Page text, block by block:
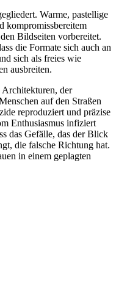
Warme, pastellige
kompromissbereitem
Bildseiten vorbereitet.
die Formate sich auch an
sich als freies wie
ausbreiten.
Architekturen, der
auf den Straßen
reproduziert und präzise
Enthusiasmus infiziert
das Gefälle, das der Blick
die falsche Richtung hat.
in einem geplagten